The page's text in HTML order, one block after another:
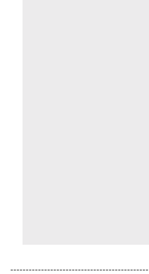
---------------------------------------------